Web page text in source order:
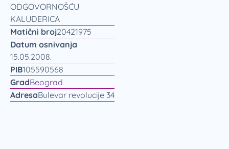
ODGOVORNOŠĆU
KALUĐERICA
Matični broj20421975
Datum osnivanja
15.05.2008.
PIB105590568
GradBeograd
AdresaBulevar revolucije 34